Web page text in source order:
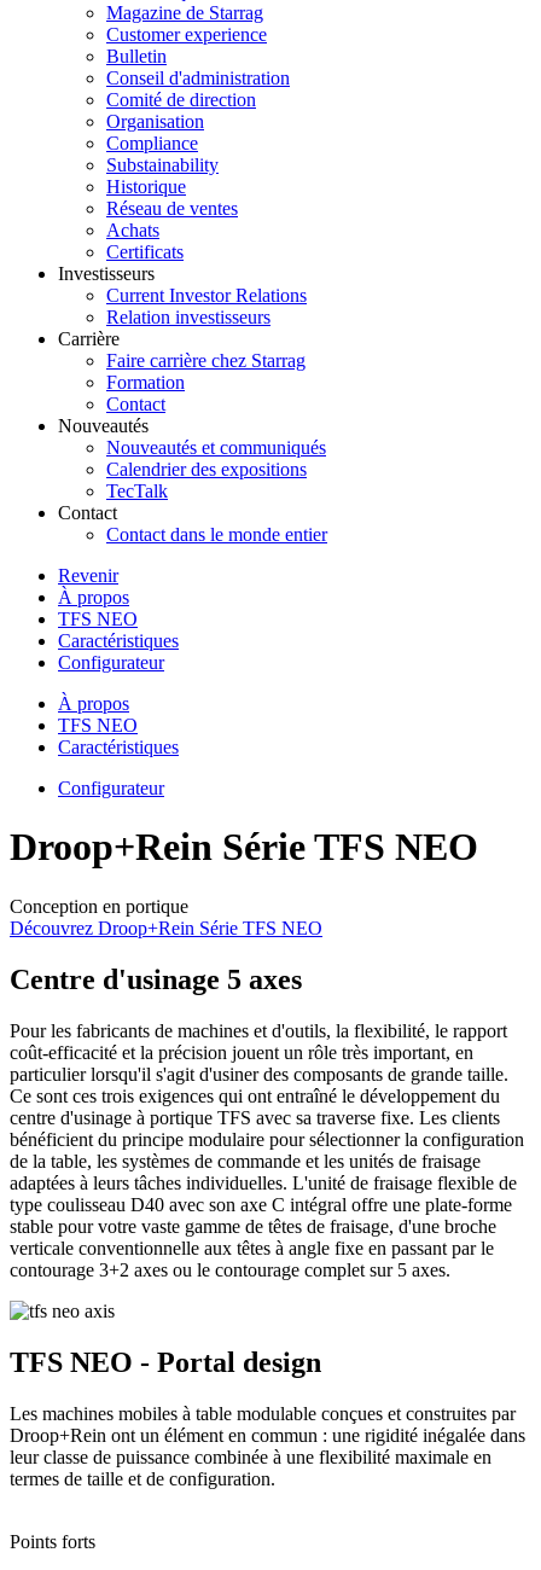
Magazine de Starrag
Customer experience
Bulletin
Conseil d'administration
Comité de direction
Organisation
Compliance
Substainability
Historique
Réseau de ventes
Achats
Certificats
Investisseurs
Current Investor Relations
Relation investisseurs
Carrière
Faire carrière chez Starrag
Formation
Contact
Nouveautés
Nouveautés et communiqués
Calendrier des expositions
TecTalk
Contact
Contact dans le monde entier
Revenir
À propos
TFS NEO
Caractéristiques
Configurateur
À propos
TFS NEO
Caractéristiques
Configurateur
Droop+Rein Série TFS NEO
Conception en portique
Découvrez Droop+Rein Série TFS NEO
Centre d'usinage 5 axes
Pour les fabricants de machines et d'outils, la flexibilité, le rapport
coût-efficacité et la précision jouent un rôle très important, en
particulier lorsqu'il s'agit d'usiner des composants de grande taille.
Ce sont ces trois exigences qui ont entraîné le développement du
centre d'usinage à portique TFS avec sa traverse fixe. Les clients
bénéficient du principe modulaire pour sélectionner la configuration
de la table, les systèmes de commande et les unités de fraisage
adaptées à leurs tâches individuelles. L'unité de fraisage flexible de
type coulisseau D40 avec son axe C intégral offre une plate-forme
stable pour votre vaste gamme de têtes de fraisage, d'une broche
verticale conventionnelle aux têtes à angle fixe en passant par le
contourage 3+2 axes ou le contourage complet sur 5 axes.
TFS NEO - Portal design
Les machines mobiles à table modulable conçues et construites par
Droop+Rein ont un élément en commun : une rigidité inégalée dans
leur classe de puissance combinée à une flexibilité maximale en
termes de taille et de configuration.
Points forts